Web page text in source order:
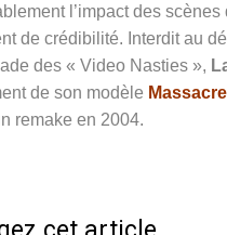
l’impact des
de crédibilité. Interdit au
des « Video Nasties »,
de son modèle
remake en 2004.